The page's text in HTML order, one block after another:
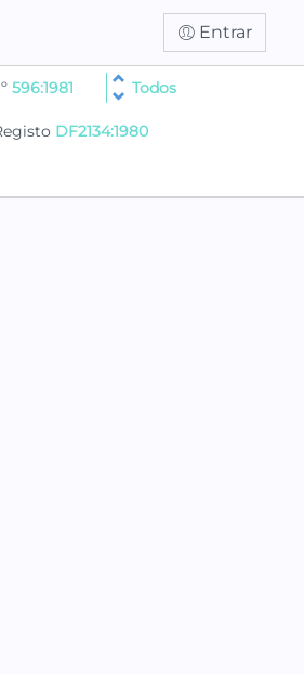
Entrar
596:1981 Todos
DF2134:1980